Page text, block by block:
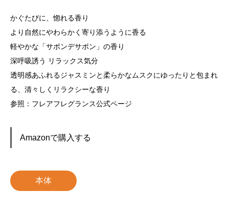
かぐたびに、惚れる香り
より自然にやわらかく寄り添うように香る
軽やかな「サボンデサボン」の香り
深呼吸誘う リラックス気分
透明感あふれるジャスミンと柔らかなムスクにゆったりと包まれ
る、清々しくリラクシーな香り
参照：フレアフレグランス公式ページ
Amazonで購入する
本体